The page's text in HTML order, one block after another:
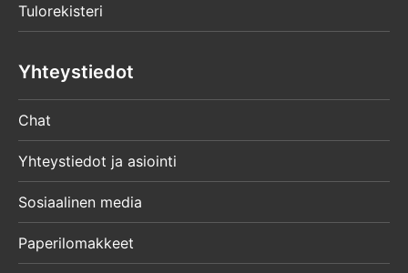
Tulorekisteri
Yhteystiedot
Chat
Yhteystiedot ja asiointi
Sosiaalinen media
Paperilomakkeet